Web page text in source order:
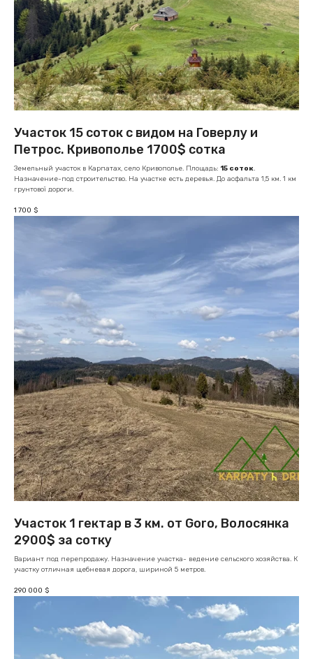
Участок 15 соток с видом на Говерлу и
Петрос. Кривополье 1700$ сотка
Земельный участок в Карпатах, село Кривополье. Площадь: 15 соток.
Назначение-под строительство. На участке есть деревья. До асфальта 1,5 км. 1 км
грунтової дороги.
1 700 $
Участок 1 гектар в 3 км. от Goro, Волосянка
2900$ за сотку
Вариант под перепродажу. Назначение участка- ведение сельского хозяйства. К
участку отличная щебневая дорога, шириной 5 метров.
290 000 $